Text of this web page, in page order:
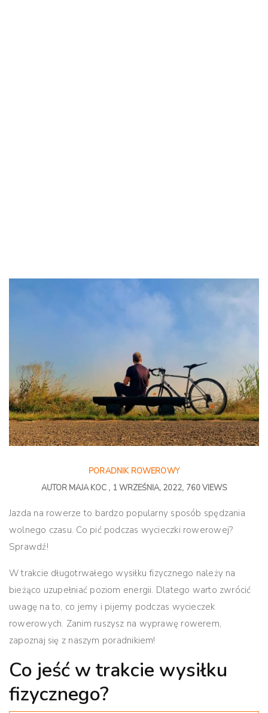
PORADNIK ROWEROWY
AUTOR MAJA KOC 1 WRZEŚNIA, 2022 760 VIEWS
Jazda na rowerze to bardzo popularny sposób spędzania
wolnego czasu. Co pić podczas wycieczki rowerowej?
Sprawdź!
W trakcie długotrwałego wysiłku fizycznego należy na
bieżąco uzupełniać poziom energii. Dlatego warto zwrócić
uwagę na to, co jemy i pijemy podczas wycieczek
rowerowych. Zanim ruszysz na wyprawę rowerem,
zapoznaj się z naszym poradnikiem!
Co jeść w trakcie wysiłku
fizycznego?